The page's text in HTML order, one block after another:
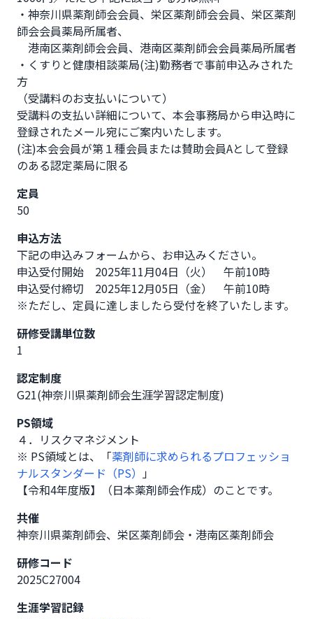
・神奈川県薬剤師会会員、栄区薬剤師会会員、栄区薬剤
師会会員薬局所属者、
港南区薬剤師会会員、港南区薬剤師会会員薬局所属者
・くすりと健康相談薬局(注)勤務者で事前申込みされた
方
（受講料のお支払いについて）
受講料の支払い詳細について、本会事務局から申込時に
登録されたメール宛にご案内いたします。
(注)本会会員が第１種会員または賛助会員Aとして登録
のある認定薬局に限る
定員
50
申込方法
下記の申込みフォームから、お申込みください。
申込受付開始　2025年11月04日（火）　午前10時
申込受付締切　2025年12月05日（金）　午前10時
※ただし、定員に達しましたら受付を終了いたします。
研修受講単位数
1
認定制度
G21(神奈川県薬剤師会生涯学習認定制度)
PS領域
４．リスクマネジメント
※ PS領域とは、「薬剤師に求められるプロフェッショ
ナルスタンダード（PS） 」
【令和4年度版】（日本薬剤師会作成）のことです。
共催
神奈川県薬剤師会、栄区薬剤師会・港南区薬剤師会
研修コード
2025C27004
生涯学習記録